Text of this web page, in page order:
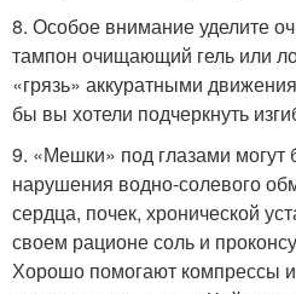
8. Особое внимание уделите
тампон очищающий гель или
«грязь» аккуратными
бы вы хотели подчеркнуть
9. «Мешки» под глазами могут
нарушения водно-солевого
сердца, почек, хронической
своем рационе соль и
Хорошо помогают компрессы